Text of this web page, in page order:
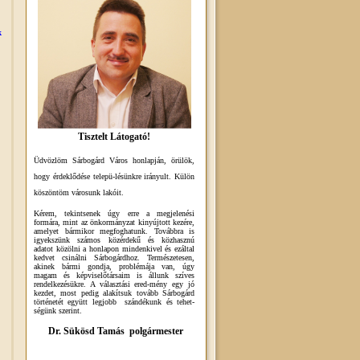
Tisztelt Látogató!
Üdvözlöm Sárbogárd Város honlapján, örülök,
hogy érdeklődése telepü-lésünkre irányult. Külön
köszöntöm városunk lakóit.
Kérem, tekintsenek úgy erre a megjelenési
formára, mint az önkormányzat kinyújtott kezére,
amelyet bármikor megfoghatunk. Továbbra is
igyekszünk számos közérdekű és közhasznú
adatot közölni a honlapon mindenkivel és ezáltal
kedvet csinálni Sárbogárdhoz. Természetesen,
akinek bármi gondja, problémája van, úgy
magam és képviselőtársaim is állunk szíves
rendelkezésükre. A választási ered-mény egy jó
kezdet, most pedig alakítsuk tovább Sárbogárd
történetét együtt legjobb szándékunk és tehet-
ségünk szerint.
Dr. Sükösd Tamás polgármester